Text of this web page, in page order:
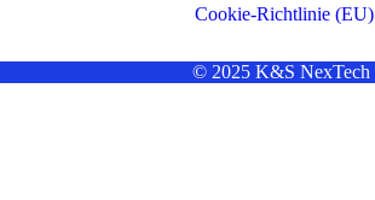
Cookie-Richtlinie (EU)
© 2025 K&S NexTech